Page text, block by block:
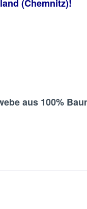
(Chemnitz)!
aus 100%